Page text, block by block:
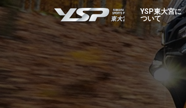
YSP東大宮
YSP東大宮に
ついて